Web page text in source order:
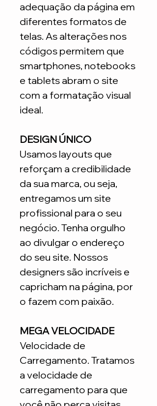
adequação da página em
diferentes formatos de
telas. As alterações nos
códigos permitem que
smartphones, notebooks
e tablets abram o site
com a formatação visual
ideal.
DESIGN ÚNICO
Usamos layouts que
reforçam a credibilidade
da sua marca, ou seja,
entregamos um site
profissional para o seu
negócio. Tenha orgulho
ao divulgar o endereço
do seu site. Nossos
designers são incríveis e
capricham na página, por
o fazem com paixão.
MEGA VELOCIDADE
Velocidade de
Carregamento. Tratamos
a velocidade de
carregamento para que